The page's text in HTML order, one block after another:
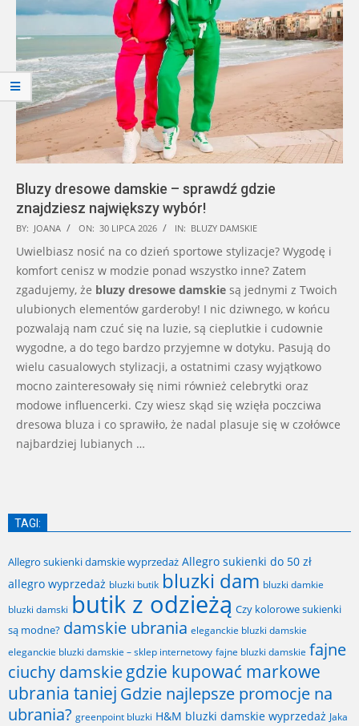
Bluzy dresowe damskie – sprawdź gdzie
znajdziesz największy wybór!
2026-
07-
30
BY: JOANA ON: 30 LIPCA 2026 IN: BLUZY DAMSKIE
Uwielbiasz nosić na co dzień sportowe stylizacje? Wygodę i
komfort cenisz w modzie ponad wszystko inne? Zatem
zgadujemy, że bluzy dresowe damskie są jednymi z Twoich
ulubionych elementów garderoby! I nic dziwnego, w końcu
pozwalają nam czuć się na luzie, są cieplutkie i cudownie
wygodne, a do tego bardzo przyjemne w dotyku. Pasują do
wielu casualowych stylizacji, a ostatnimi czasy wyjątkowo
mocno zainteresowały się nimi również celebrytki oraz
modowe influencerki. Czy wiesz skąd się wzięła poczciwa
dresowa bluza i co sprawiło, że nadal plasuje się w czołówce
najbardziej lubianych …
TAGI:
Allegro sukienki damskie wyprzedaż Allegro sukienki do 50 zł
allegro wyprzedaż bluzki butik bluzki dam bluzki damkie
bluzki damski butik z odzieżą Czy kolorowe sukienki
są modne? damskie ubrania eleganckie bluzki damskie
eleganckie bluzki damskie – sklep internetowy fajne bluzki damskie fajne
ciuchy damskiegdzie kupować markowe
ubrania taniej Gdzie najlepsze promocje na
ubrania? greenpoint bluzki H&M bluzki damskie wyprzedaż Jaka